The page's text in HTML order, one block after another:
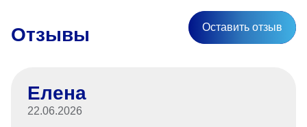
Отзывы Оставить отзыв
Елена
22.06.2026